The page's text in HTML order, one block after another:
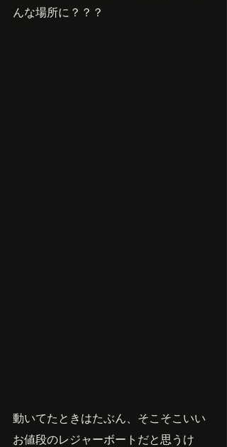
んな場所に？？？
動いてたときはたぶん、そこそこいい
お値段のレジャーボートだと思うけ